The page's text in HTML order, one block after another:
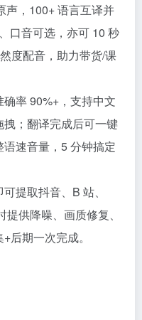
声，100+ 语言互译并
口音可选，亦可 10 秒
度配音，助力带货/课
率 90%+，支持中文
；翻译完成后可一键
速音量，5 分钟搞定
提取抖音、B 站、
供降噪、画质修复、
后期一次完成。